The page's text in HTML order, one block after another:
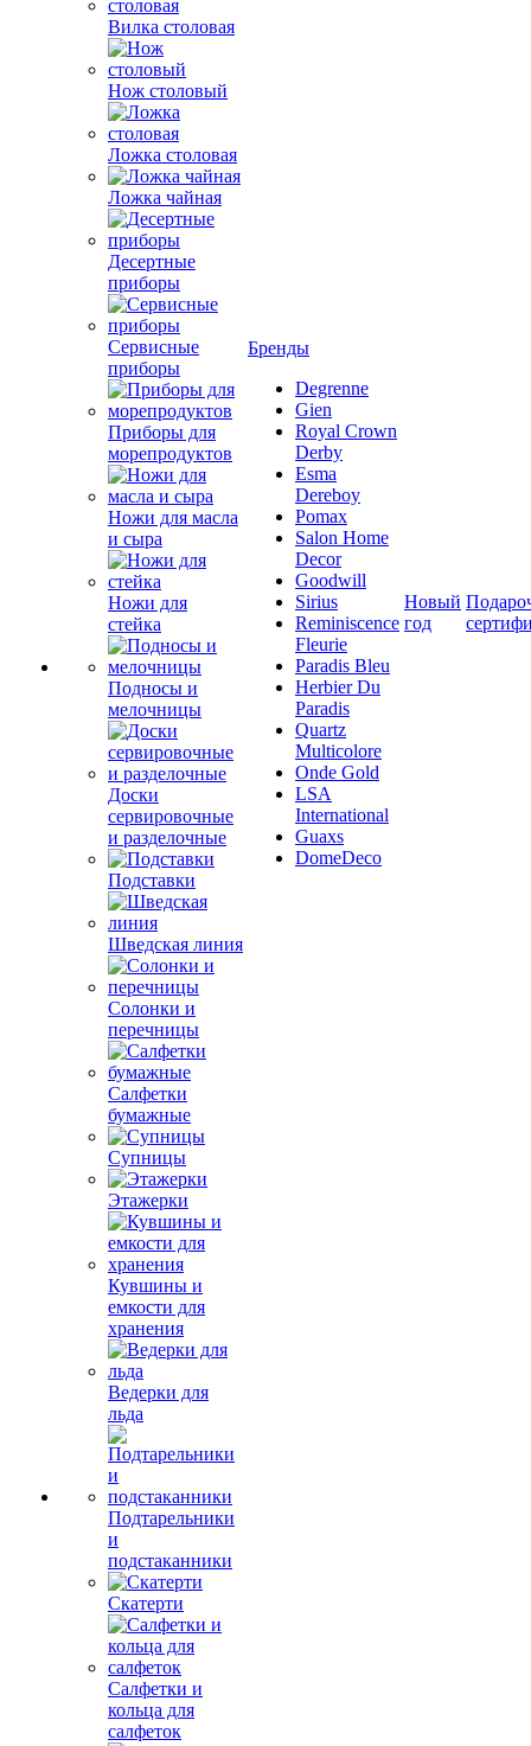
Вилка столовая
Нож столовый
Ложка столовая
Ложка чайная
Десертные
приборы
Сервисные
приборы
Приборы для
морепродуктов
Ножи для масла
и сыра
Ножи для
стейка
Подносы и
мелочницы
Доски
сервировочные
и разделочные
Подставки
Шведская линия
Солонки и
перечницы
Салфетки
бумажные
Супницы
Этажерки
Кувшины и
емкости для
хранения
Ведерки для
льда
Подтарельники
и
подстаканники
Скатерти
Салфетки и
кольца для
салфеток
Бренды
Degrenne
Gien
Royal Crown
Derby
Esma
Dereboy
Pomax
Salon Home
Decor
Goodwill
Sirius
Reminiscence
Fleurie
Paradis Bleu
Herbier Du
Paradis
Quartz
Multicolore
Onde Gold
LSA
International
Guaxs
DomeDeco
Новый
год